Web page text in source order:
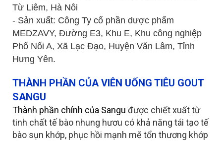
Từ Liêm, Hà Nôi
- Sản xuất: Công Ty cổ phần dược phẩm
MEDZAVY, Đường E3, Khu E, Khu công nghiệp
Phố Nối A, Xã Lạc Đạo, Huyện Văn Lâm, Tỉnh
Hưng Yên.
THÀNH PHẦN CỦA VIÊN UỐNG TIÊU GOUT
SANGU
Thành phần chính của Sangu được chiết xuất từ
tinh chất tế bào nhung hươu có khả năng tái tạo tế
bào sụn khớp, phục hồi mạnh mẽ tổn thương khớp